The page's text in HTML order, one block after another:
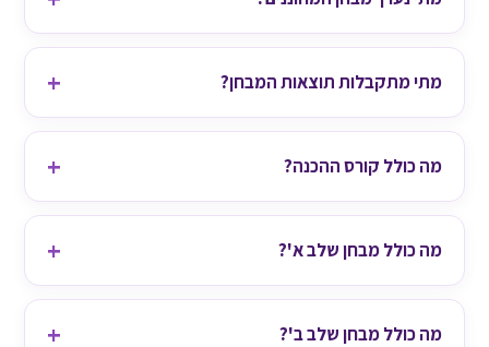
מתי מתקבלות תוצאות המבחן?
מה כולל קורס ההכנה?
מה כולל מבחן שלב א'?
מה כולל מבחן שלב ב'?